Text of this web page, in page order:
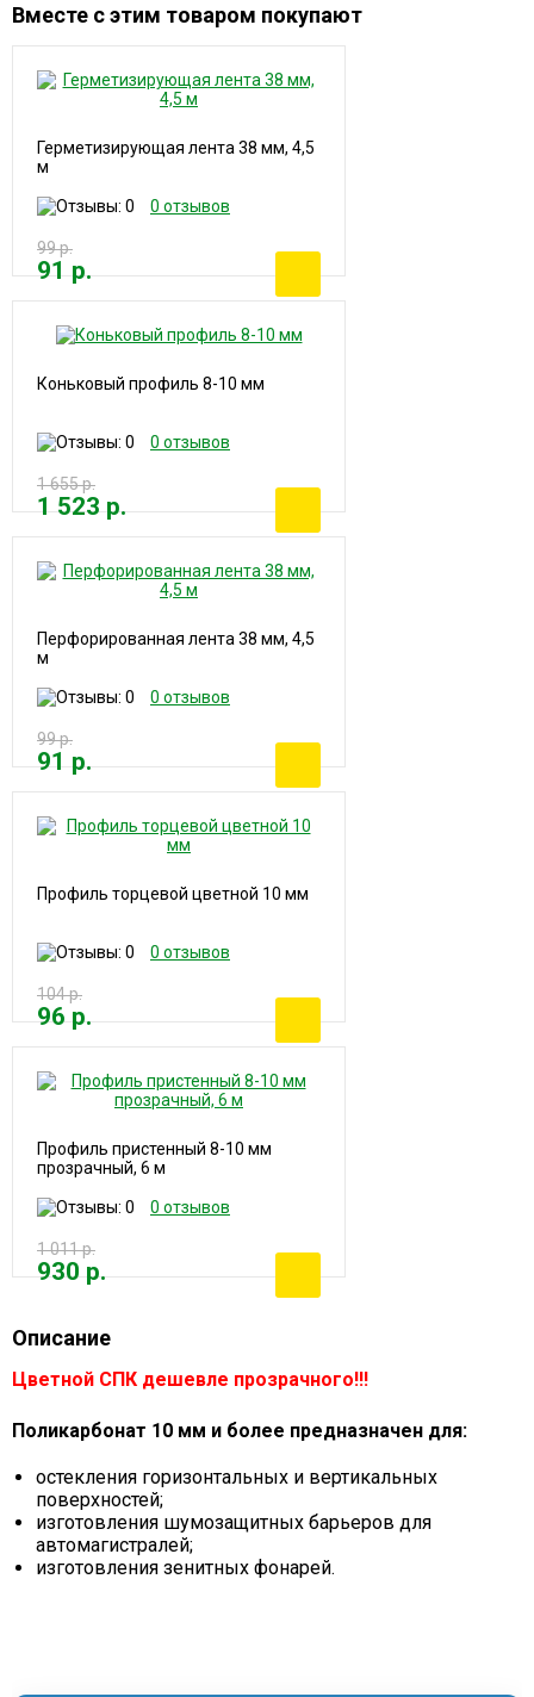
Вместе с этим товаром покупают
Герметизирующая лента 38 мм, 4,5
м
0 отзывов
99 р.
91 р.
Коньковый профиль 8-10 мм
0 отзывов
1 655 р.
1 523 р.
Перфорированная лента 38 мм, 4,5
м
0 отзывов
99 р.
91 р.
Профиль торцевой цветной 10 мм
0 отзывов
104 р.
96 р.
Профиль пристенный 8-10 мм
прозрачный, 6 м
0 отзывов
1 011 р.
930 р.
Описание
Цветной СПК дешевле прозрачного!!!
Поликарбонат 10 мм и более предназначен для:
остекления горизонтальных и вертикальных
поверхностей;
изготовления шумозащитных барьеров для
автомагистралей;
изготовления зенитных фонарей.